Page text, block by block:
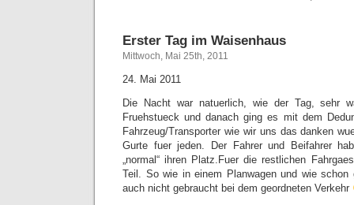
Erster Tag im Waisenhaus
Mittwoch, Mai 25th, 2011
24. Mai 2011
Die Nacht war natuerlich, wie der Tag, sehr
Fruehstueck und danach ging es mit dem
Fahrzeug/Transporter wie wir uns das danken
Gurte fuer jeden. Der Fahrer und Beifahrer
„normal“ ihren Platz.Fuer die restlichen
Teil. So wie in einem Planwagen und wie schon
auch nicht gebraucht bei dem geordneten Verkehr